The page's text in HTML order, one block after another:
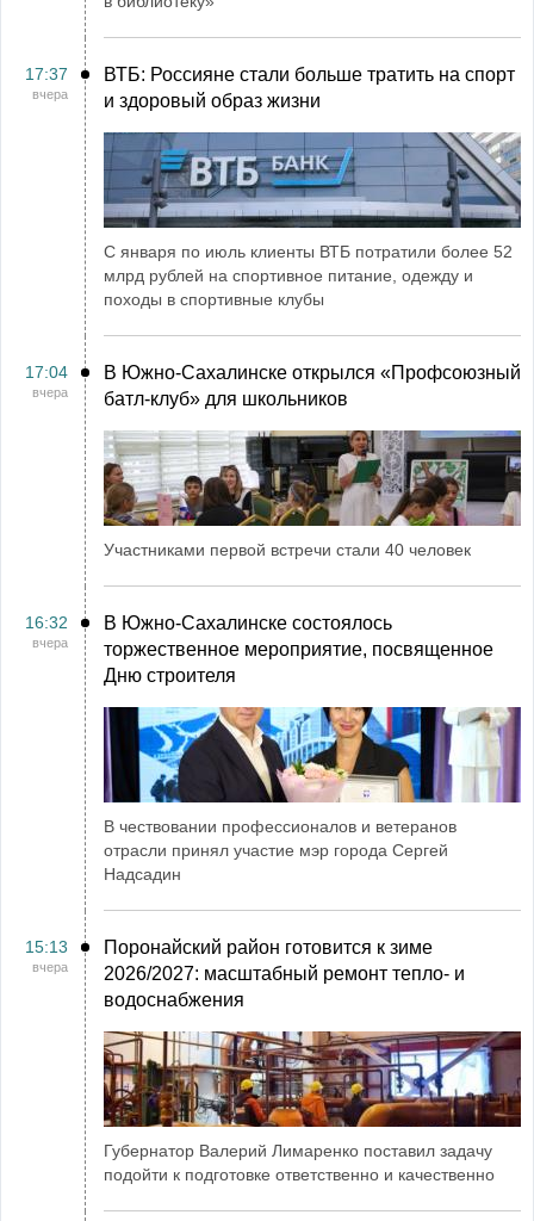
17:37
вчера
ВТБ: Россияне стали больше тратить на спорт
и здоровый образ жизни
С января по июль клиенты ВТБ потратили более 52
млрд рублей на спортивное питание, одежду и
походы в спортивные клубы
17:04
вчера
В Южно-Сахалинске открылся «Профсоюзный
батл-клуб» для школьников
Участниками первой встречи стали 40 человек
16:32
вчера
В Южно-Сахалинске состоялось
торжественное мероприятие, посвященное
Дню строителя
В чествовании профессионалов и ветеранов
отрасли принял участие мэр города Сергей
Надсадин
15:13
вчера
Поронайский район готовится к зиме
2026/2027: масштабный ремонт тепло- и
водоснабжения
Губернатор Валерий Лимаренко поставил задачу
подойти к подготовке ответственно и качественно